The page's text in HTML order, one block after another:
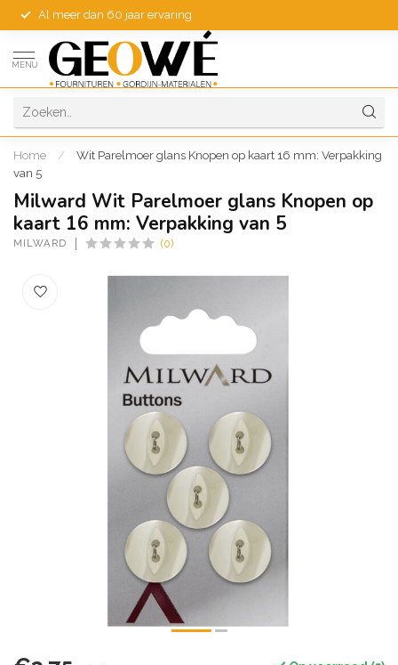
Al meer dan 60 jaar ervaring
MENU
Home /
Wit Parelmoer glans Knopen op kaart 16 mm: Verpakking
van 5
Milward Wit Parelmoer glans Knopen op
kaart 16 mm: Verpakking van 5
MILWARD (0)